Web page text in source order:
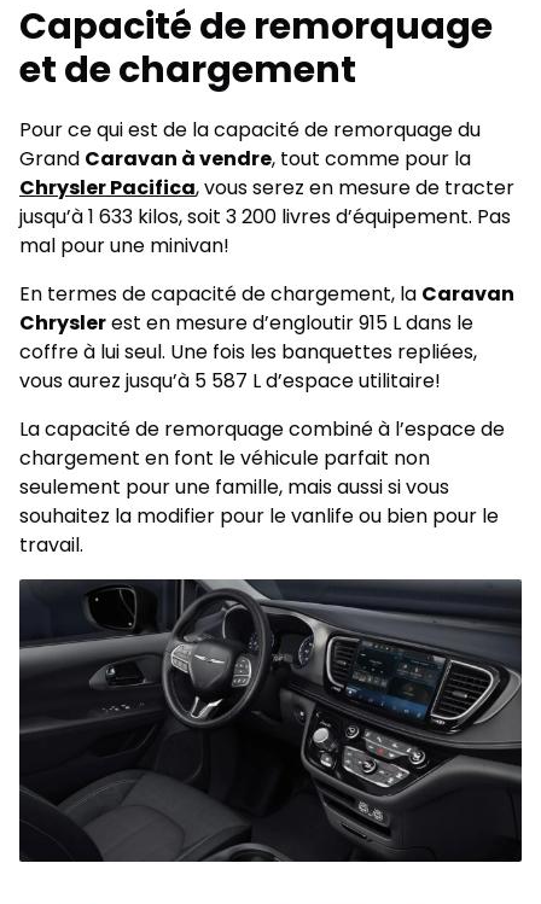
Capacité de remorquage
et de chargement
Pour ce qui est de la capacité de remorquage du
Grand Caravan à vendre, tout comme pour la
Chrysler Pacifica, vous serez en mesure de tracter
jusqu’à 1 633 kilos, soit 3 200 livres d’équipement. Pas
mal pour une minivan!
En termes de capacité de chargement, la Caravan
Chryslerest en mesure d’engloutir 915 L dans le
coffre à lui seul. Une fois les banquettes repliées,
vous aurez jusqu’à 5 587 L d’espace utilitaire!
La capacité de remorquage combiné à l’espace de
chargement en font le véhicule parfait non
seulement pour une famille, mais aussi si vous
souhaitez la modifier pour le vanlife ou bien pour le
travail.